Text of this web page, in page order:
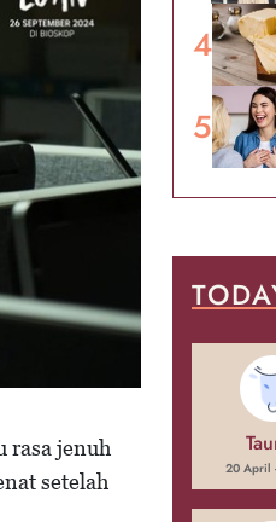
rasa jenuh
setelah
20 April